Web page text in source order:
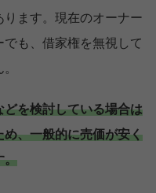
ます。現在のオーナー
も、借家権を無視して
を検討している場合は
、一般的に売価が安く
。